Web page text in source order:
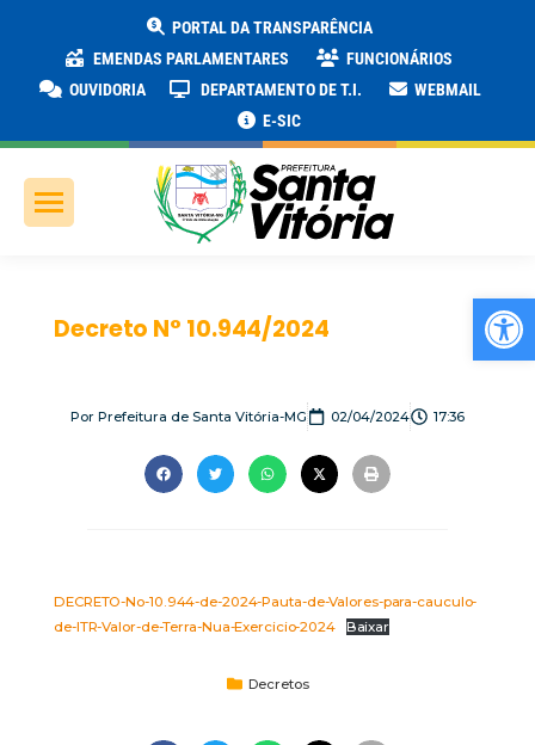
PORTAL DA TRANSPARÊNCIA
EMENDAS PARLAMENTARES
FUNCIONÁRIOS
OUVIDORIA
DEPARTAMENTO DE T.I.
WEBMAIL
E-SIC
Decreto N° 10.944/2024
Por Prefeitura de Santa Vitória-MG 02/04/2024 17:36
DECRETO-No-10.944-de-2024-Pauta-de-Valores-para-cauculo-
de-ITR-Valor-de-Terra-Nua-Exercicio-2024
Baixar
Decretos